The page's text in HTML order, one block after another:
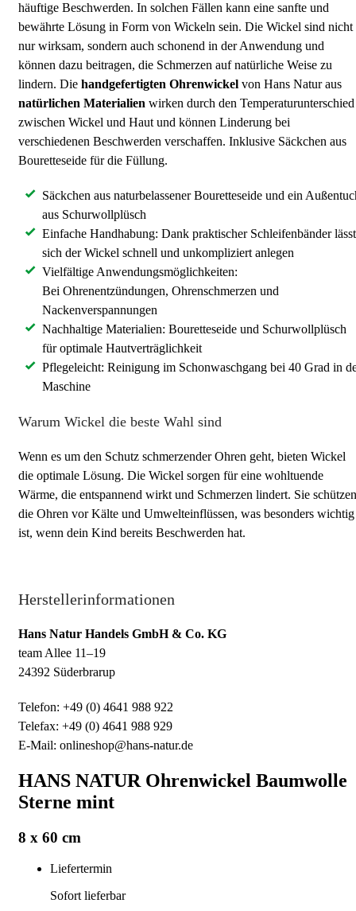
häuftige Beschwerden. In solchen Fällen kann eine sanfte und
bewährte Lösung in Form von Wickeln sein. Die Wickel sind nicht
nur wirksam, sondern auch schonend in der Anwendung und
können dazu beitragen, die Schmerzen auf natürliche Weise zu
lindern. Die handgefertigten Ohrenwickel von Hans Natur aus
natürlichen Materialien wirken durch den Temperaturunterschied
zwischen Wickel und Haut und können Linderung bei
verschiedenen Beschwerden verschaffen. Inklusive Säckchen aus
Bouretteseide für die Füllung.
Säckchen aus naturbelassener Bouretteseide und ein
aus Schurwollplüsch
Einfache Handhabung: Dank praktischer Schleifenbänder lässt
sich der Wickel schnell und unkompliziert anlegen
Vielfältige Anwendungsmöglichkeiten:
Bei Ohrenentzündungen, Ohrenschmerzen und
Nackenverspannungen
Nachhaltige Materialien: Bouretteseide und Schurwollplüsch
für optimale Hautverträglichkeit
Pflegeleicht: Reinigung im Schonwaschgang bei 40 Grad in
Maschine
Warum Wickel die beste Wahl sind
Wenn es um den Schutz schmerzender Ohren geht, bieten Wickel
die optimale Lösung. Die Wickel sorgen für eine wohltuende
Wärme, die entspannend wirkt und Schmerzen lindert. Sie schützen
die Ohren vor Kälte und Umwelteinflüssen, was besonders wichtig
ist, wenn dein Kind bereits Beschwerden hat.
Herstellerinformationen
Hans Natur Handels GmbH & Co. KG
team Allee 11–19
24392 Süderbrarup
Telefon: +49 (0) 4641 988 922
Telefax: +49 (0) 4641 988 929
E-Mail: onlineshop@hans-natur.de
HANS NATUR Ohrenwickel Baumwolle
Sterne mint
8 x 60 cm
Liefertermin
Sofort lieferbar